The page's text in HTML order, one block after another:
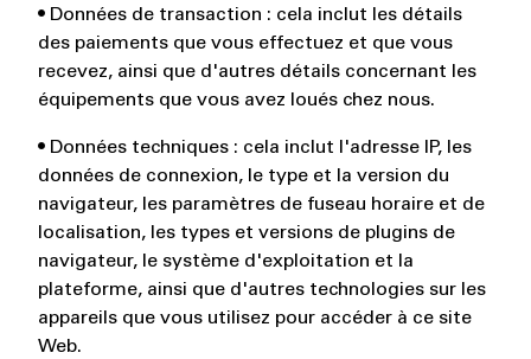
• Données de transaction : cela inclut les détails
des paiements que vous effectuez et que vous
recevez, ainsi que d'autres détails concernant les
équipements que vous avez loués chez nous.
• Données techniques : cela inclut l'adresse IP, les
données de connexion, le type et la version du
navigateur, les paramètres de fuseau horaire et de
localisation, les types et versions de plugins de
navigateur, le système d'exploitation et la
plateforme, ainsi que d'autres technologies sur les
appareils que vous utilisez pour accéder à ce site
Web.